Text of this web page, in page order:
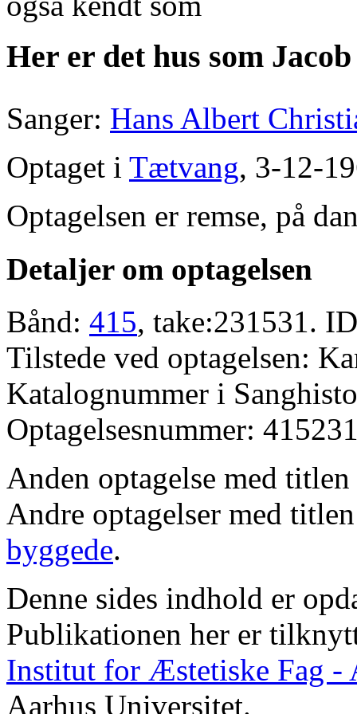
Her er det hus som
Sanger: Hans Albert
Optaget i Tætvang, 3-12-
Optagelsen er remse, på
Detaljer om optagelsen
Bånd: 415, take:231531.
Tilstede ved optagelsen:
Katalognummer i
Optagelsesnummer:
Anden optagelse med titlen
Andre optagelser med
byggede.
Denne sides indhold er
Publikationen her er
Institut for Æstetiske Fag -
Aarhus Universitet.